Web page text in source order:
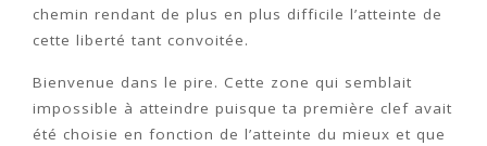
chemin rendant de plus en plus difficile l’atteinte de
cette liberté tant convoitée.
Bienvenue dans le pire. Cette zone qui semblait
impossible à atteindre puisque ta première clef avait
été choisie en fonction de l’atteinte du mieux et que